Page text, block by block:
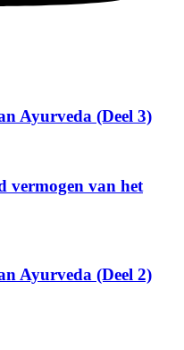
Ayurveda (Deel 3)
vermogen van het
Ayurveda (Deel 2)